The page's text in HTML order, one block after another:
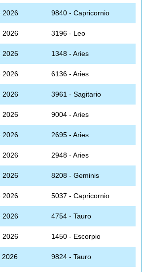
2026 9840 - Capricornio
2026 3196 - Leo
2026 1348 - Aries
2026 6136 - Aries
2026 3961 - Sagitario
2026 9004 - Aries
2026 2695 - Aries
2026 2948 - Aries
2026 8208 - Geminis
2026 5037 - Capricornio
2026 4754 - Tauro
2026 1450 - Escorpio
2026 9824 - Tauro